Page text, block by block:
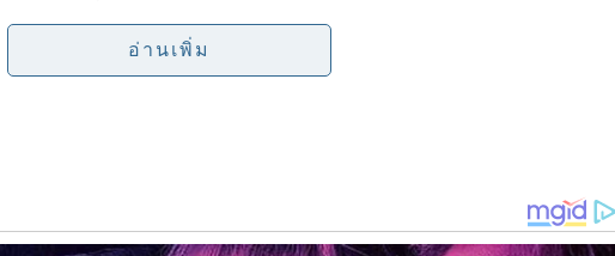
กความสัมพันธ์ ที่ผู้ตายพยายามเลิกรา ทางผู้ก่อเหตุสะกดรอยตามผู้ตาย
เหตุดังกล่าว และหนีกลับไปบ้านเกิดที่ จ.สุพรรณบุรี ก่อนตัดสินใจมอบตัว
อ่านเพิ่ม